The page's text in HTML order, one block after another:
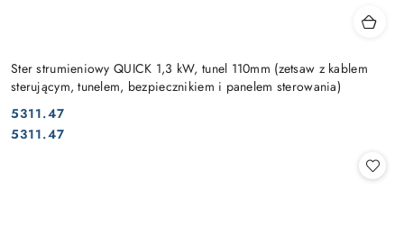
Ster strumieniowy QUICK 1,3 kW, tunel 110mm (zetsaw z kablem
sterującym, tunelem, bezpiecznikiem i panelem sterowania)
Cena:
5311.47
Cena:
5311.47